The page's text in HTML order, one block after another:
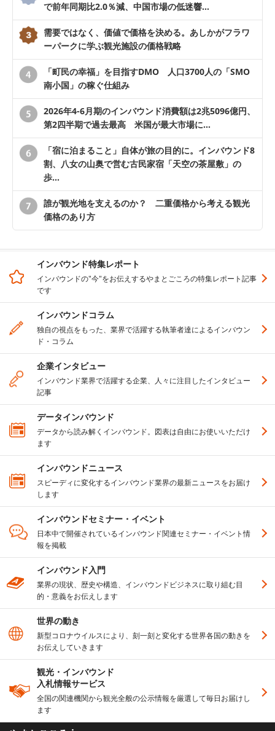
で前年同期比2.0％減、中国市場の低迷響…
需要ではなく、価値で価格を決める。あしかがフラワ
ーパークに学ぶ観光施設の価格戦略
「町民の幸福」を目指すDMO 人口3700人の「SMO
南小国」の稼ぐ仕組み
2026年4-6月期のインバウンド消費額は2兆5096億円、
第2四半期で過去最高 米国が最大市場に…
「宿に泊まること」自体が旅の目的に。インバウンド8
割、八女の山奥で営む古民家宿「天空の茶屋敷」の
歩…
誰が観光地を支えるのか？ 二重価格から考える観光
価格のあり方
インバウンド特集レポート
インバウンドの"今"をお伝えするやまとごころの特集レポート記事
です
インバウンドコラム
独自の視点をもった、業界で活躍する執筆者達によるインバウン
ド・コラム
企業インタビュー
インバウンド業界で活躍する企業、人々に注目したインタビュー
記事
データインバウンド
データから読み解くインバウンド。図表は自由にお使いいただけ
ます
インバウンドニュース
スピーディに変化するインバウンド業界の最新ニュースをお届け
します
インバウンドセミナー・イベント
日本中で開催されているインバウンド関連セミナー・イベント情
報を掲載
インバウンド入門
業界の現状、歴史や構造、インバウンドビジネスに取り組む目
的・意義をお伝えします
世界の動き
新型コロナウイルスにより、刻一刻と変化する世界各国の動きを
お伝えしていきます
観光・インバウンド
入札情報サービス
全国の関連機関から観光全般の公示情報を厳選して毎日お届けし
ます